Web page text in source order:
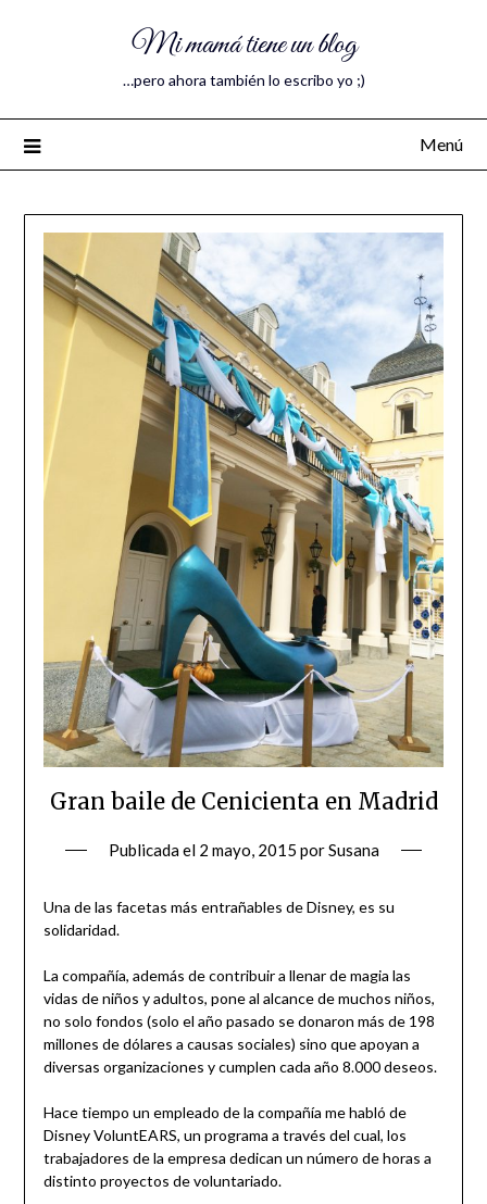
Mi mamá tiene un blog
…pero ahora también lo escribo yo ;)
Menú
Gran baile de Cenicienta en Madrid
Publicada el 2 mayo, 2015 porSusana
Una de las facetas más entrañables de Disney, es su
solidaridad.
La compañía, además de contribuir a llenar de magia las
vidas de niños y adultos, pone al alcance de muchos niños,
no solo fondos (solo el año pasado se donaron más de 198
millones de dólares a causas sociales) sino que apoyan a
diversas organizaciones y cumplen cada año 8.000 deseos.
Hace tiempo un empleado de la compañía me habló de
Disney VoluntEARS, un programa a través del cual, los
trabajadores de la empresa dedican un número de horas a
distinto proyectos de voluntariado.